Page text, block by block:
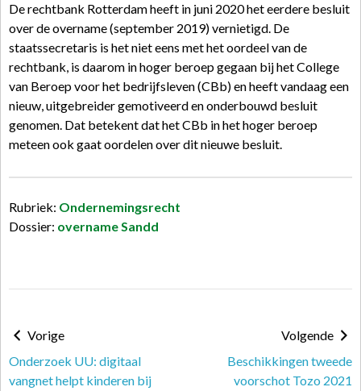
De rechtbank Rotterdam heeft in juni 2020 het eerdere besluit
over de overname (september 2019) vernietigd. De
staatssecretaris is het niet eens met het oordeel van de
rechtbank, is daarom in hoger beroep gegaan bij het College
van Beroep voor het bedrijfsleven (CBb) en heeft vandaag een
nieuw, uitgebreider gemotiveerd en onderbouwd besluit
genomen. Dat betekent dat het CBb in het hoger beroep
meteen ook gaat oordelen over dit nieuwe besluit.
Rubriek: Ondernemingsrecht
Dossier: overname Sandd
Vorige
Onderzoek UU: digitaal
vangnet helpt kinderen bij
Volgende
Beschikkingen tweede
voorschot Tozo 2021